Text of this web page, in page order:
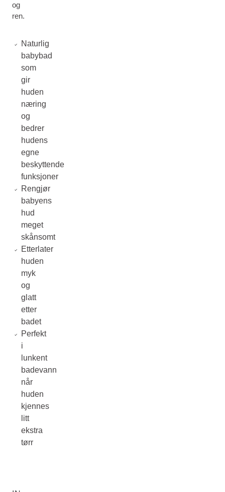
og
ren.
Naturlig
babybad
som
gir
huden
næring
og
bedrer
hudens
egne
beskyttende
funksjoner
Rengjør
babyens
hud
meget
skånsomt
Etterlater
huden
myk
og
glatt
etter
badet
Perfekt
i
lunkent
badevann
når
huden
kjennes
litt
ekstra
tørr